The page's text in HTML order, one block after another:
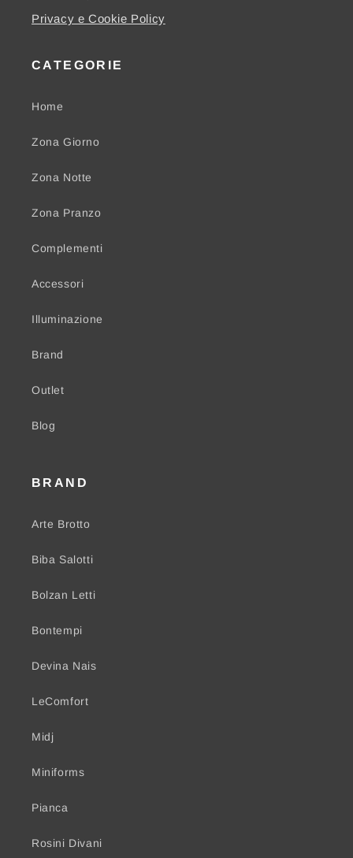
Privacy e Cookie Policy
CATEGORIE
Home
Zona Giorno
Zona Notte
Zona Pranzo
Complementi
Accessori
Illuminazione
Brand
Outlet
Blog
BRAND
Arte Brotto
Biba Salotti
Bolzan Letti
Bontempi
Devina Nais
LeComfort
Midj
Miniforms
Pianca
Rosini Divani